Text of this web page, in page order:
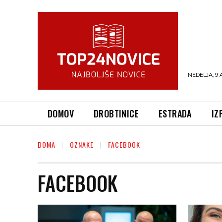
NEDELJA, 9
DOMOV DROBTINICE ESTRADA
DOMA OZNAKE FACEBOOK
FACEBOOK